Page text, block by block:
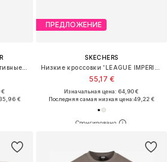
€
€
ПРЕДЛОЖЕНИЕ
SKECHERS
55,17 €
Изначальная цена: 64,90 €
Последняя самая низкая цена:49,22 €